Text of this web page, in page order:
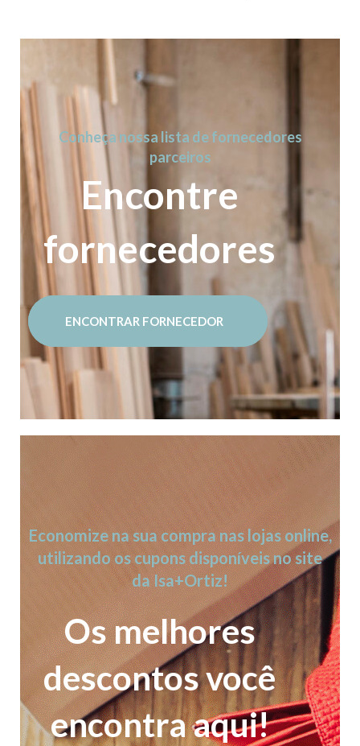
Conheça nossa lista de fornecedores
parceiros
Encontre
fornecedores
ENCONTRAR FORNECEDOR
Economize na sua compra nas lojas online,
utilizando os cupons disponíveis no site
da Isa+Ortiz!
Os melhores
descontos você
encontra aqui!